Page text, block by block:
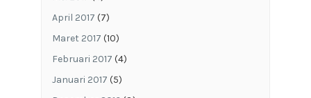
April 2017 (7)
Maret 2017 (10)
Februari 2017 (4)
Januari 2017 (5)